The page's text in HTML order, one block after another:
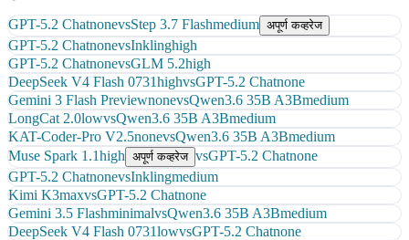
GPT-5.2 ChatnonevsStep 3.7 Flashmedium अपूर्ण कव्हरेज
GPT-5.2 ChatnonevsInklinghigh
GPT-5.2 ChatnonevsGLM 5.2high
DeepSeek V4 Flash 0731highvsGPT-5.2 Chatnone
Gemini 3 Flash PreviewnonevsQwen3.6 35B A3Bmedium
LongCat 2.0lowvsQwen3.6 35B A3Bmedium
KAT-Coder-Pro V2.5nonevsQwen3.6 35B A3Bmedium
Muse Spark 1.1high अपूर्ण कव्हरेज vsGPT-5.2 Chatnone
GPT-5.2 ChatnonevsInklingmedium
Kimi K3maxvsGPT-5.2 Chatnone
Gemini 3.5 FlashminimalvsQwen3.6 35B A3Bmedium
DeepSeek V4 Flash 0731lowvsGPT-5.2 Chatnone